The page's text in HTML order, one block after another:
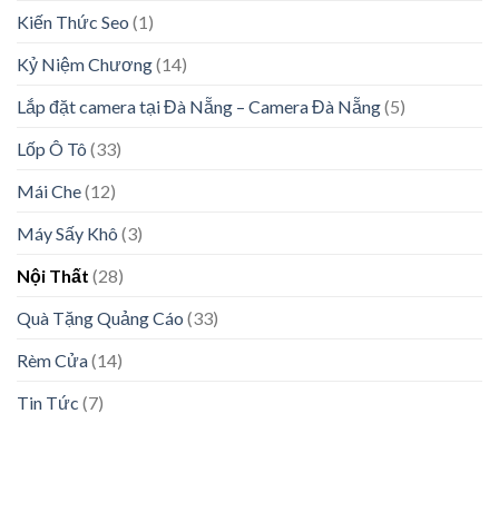
Kiến Thức Seo (1)
Kỷ Niệm Chương(14)
Lắp đặt camera tại Đà Nẵng – Camera Đà Nẵng(5)
Lốp Ô Tô (33)
Mái Che(12)
Máy Sấy Khô (3)
Nội Thất (28)
Quà Tặng Quảng Cáo (33)
Rèm Cửa(14)
Tin Tức (7)